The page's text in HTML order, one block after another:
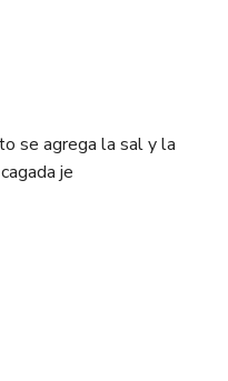
se agrega la sal y la
je